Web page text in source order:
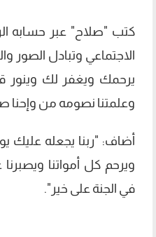
كتب "صلاح" عبر حسابه
الاجتماعي وتبادل الصور
يرحمك ويغفر لك وينور
وعلمتنا نصومه من وإحنا
أضاف: "ربنا يجعله عليك
ويرحم كل أمواتنا
في الجنة على خير".